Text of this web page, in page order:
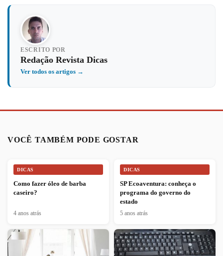
ESCRITO POR
Redação Revista Dicas
Ver todos os artigos →
VOCÊ TAMBÉM PODE GOSTAR
DICAS
Como fazer óleo de barba
caseiro?
4 anos atrás
DICAS
SP Ecoaventura: conheça o
programa do governo do
estado
5 anos atrás